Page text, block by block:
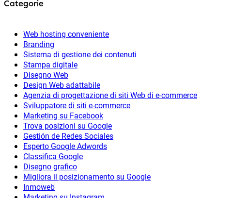
Categorie
Web hosting conveniente
Branding
Sistema di gestione dei contenuti
Stampa digitale
Disegno Web
Design Web adattabile
Agenzia di progettazione di siti Web di e-commerce
Sviluppatore di siti e-commerce
Marketing su Facebook
Trova posizioni su Google
Gestión de Redes Sociales
Esperto Google Adwords
Classifica Google
Disegno grafico
Migliora il posizionamento su Google
Inmoweb